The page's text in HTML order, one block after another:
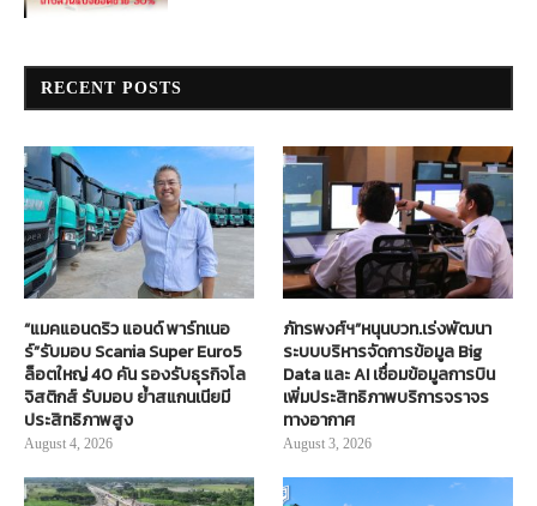
RECENT POSTS
“แมคแอนดริว แอนด์ พาร์ทเนอ
ร์”รับมอบ Scania Super Euro5
ล็อตใหญ่ 40 คัน รองรับธุรกิจโล
จิสติกส์ รับมอบ ย้ำสแกนเนียมี
ประสิทธิภาพสูง
August 4, 2026
ภัทรพงศ์ฯ”หนุนบวท.เร่งพัฒนา
ระบบบริหารจัดการข้อมูล Big
Data และ AI เชื่อมข้อมูลการบิน
เพิ่มประสิทธิภาพบริการจราจร
ทางอากาศ
August 3, 2026